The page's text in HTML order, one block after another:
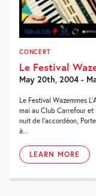
CONCERT
Le Festival
May 20th, 2004 -
Le Festival Wazemmes
mai au Club Carrefour et
nuit de l'accordéon,
à...
LEARN MORE